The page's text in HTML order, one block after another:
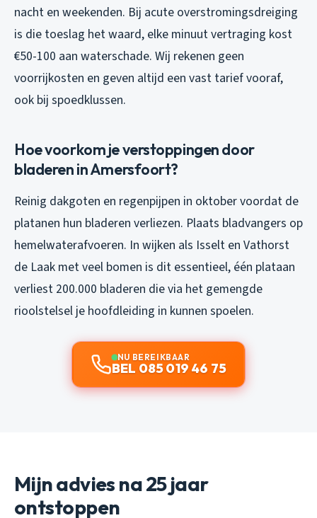
nacht en weekenden. Bij acute overstromingsdreiging
is die toeslag het waard, elke minuut vertraging kost
€50-100 aan waterschade. Wij rekenen geen
voorrijkosten en geven altijd een vast tarief vooraf,
ook bij spoedklussen.
Hoe voorkom je verstoppingen door
bladeren in Amersfoort?
Reinig dakgoten en regenpijpen in oktober voordat de
platanen hun bladeren verliezen. Plaats bladvangers op
hemelwaterafvoeren. In wijken als Isselt en Vathorst
de Laak met veel bomen is dit essentieel, één plataan
verliest 200.000 bladeren die via het gemengde
rioolstelsel je hoofdleiding in kunnen spoelen.
NU BEREIKBAAR
BEL 085 019 46 75
Mijn advies na 25 jaar
ontstoppen